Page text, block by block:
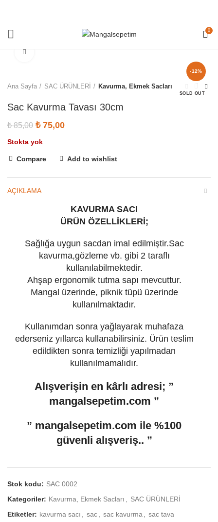
0
-12%
SOLD OUT
Ana Sayfa SAC ÜRÜNLERİ Kavurma, Ekmek Sacları
Sac Kavurma Tavası 30cm
₺85,00 Orijinal fiyat: ₺ 85,00.
₺75,00
Stokta yok
Compare Add to wishlist
AÇIKLAMA
KAVURMA SACI
ÜRÜN ÖZELLİKLERİ;
Sağlığa uygun sacdan imal edilmiştir.Sac
kavurma,gözleme vb. gibi 2 taraflı
kullanılabilmektedir.
Ahşap ergonomik tutma sapı mevcuttur.
Mangal üzerinde, piknik tüpü üzerinde
kullanılmaktadır.
Kullanımdan sonra yağlayarak muhafaza
ederseniz yıllarca kullanabilirsiniz. Ürün teslim
edildikten sonra temizliği yapılmadan
kullanılmamalıdır.
Alışverişin en kârlı adresi; ”
mangalsepetim.com ”
” mangalsepetim.com ile %100
güvenli alışveriş.. ”
Stok kodu: SAC 0002
Kategoriler: Kavurma, Ekmek Sacları
SAC ÜRÜNLERİ
Etiketler: kavurma sacı sac sac kavurma sac tava